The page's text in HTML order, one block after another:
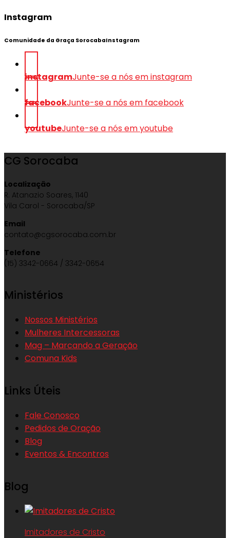
Instagram
Comunidade da Graça SorocabaInstagram
instagramJunte-se a nós em instagram
facebookJunte-se a nós em facebook
youtubeJunte-se a nós em youtube
CG Sorocaba
Localização
R. Atanazio Soares, 1140
Vila Carol - Sorocaba/SP
Email
contato@cgsorocaba.com.br
Telefone
(15) 3342-0664 / 3342-0654
Ministérios
Nossos Ministérios
Mulheres Intercessoras
Mag – Marcando a Geração
Comuna Kids
Links Úteis
Fale Conosco
Pedidos de Oração
Blog
Eventos & Encontros
Blog
Imitadores de Cristo